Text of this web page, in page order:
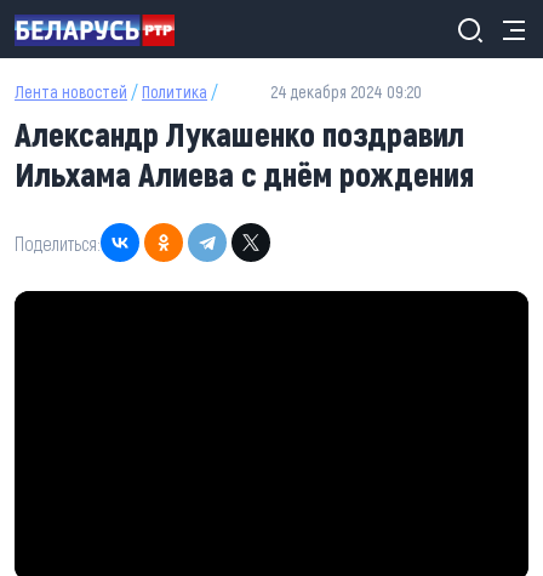
Перейти к основному содержанию
Лента новостей / Политика / 24 декабря 2024 09:20
Александр Лукашенко поздравил
Ильхама Алиева с днём рождения
Поделиться: